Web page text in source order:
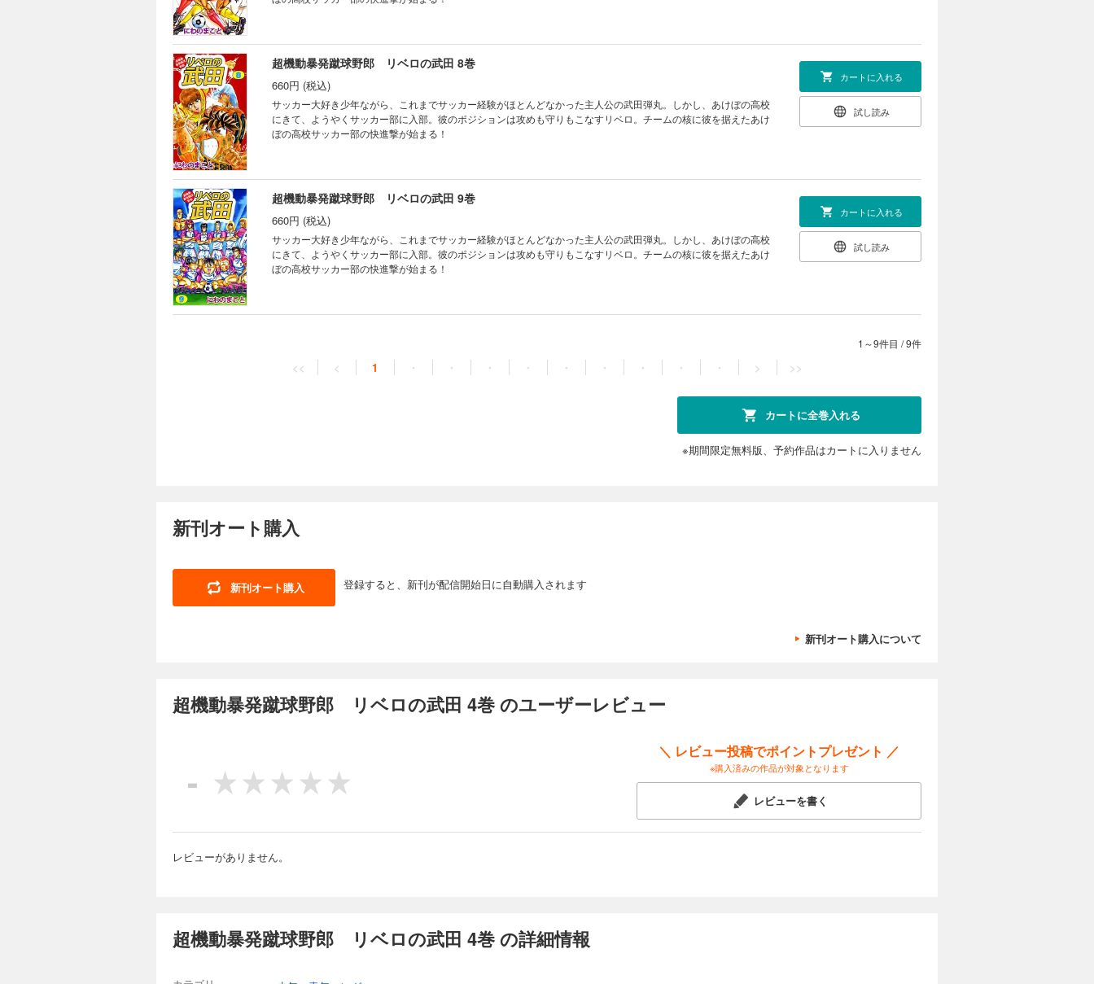
超機動暴発蹴球野郎 リベロの武田 8巻
660円 (税込)
サッカー大好き少年ながら、これまでサッカー経験がほとんどなかった主人公の武田弾丸。しかし、あけぼの高校
にきて、ようやくサッカー部に入部。彼のポジションは攻めも守りもこなすリベロ。チームの核に彼を据えたあけ
ぼの高校サッカー部の快進撃が始まる！
カートに入れる
試し読み
超機動暴発蹴球野郎 リベロの武田 9巻
660円 (税込)
サッカー大好き少年ながら、これまでサッカー経験がほとんどなかった主人公の武田弾丸。しかし、あけぼの高校
にきて、ようやくサッカー部に入部。彼のポジションは攻めも守りもこなすリベロ。チームの核に彼を据えたあけ
ぼの高校サッカー部の快進撃が始まる！
カートに入れる
試し読み
1～9件目 /9件
<< < 1 ・ ・ ・ ・ ・ ・ ・ ・ ・ > >>
カートに全巻入れる
※期間限定無料版、予約作品はカートに入りません
新刊オート購入
新刊オート購入 登録すると、新刊が配信開始日に自動購入されます
新刊オート購入について
超機動暴発蹴球野郎 リベロの武田 4巻 のユーザーレビュー
-
＼ レビュー投稿でポイントプレゼント ／
※購入済みの作品が対象となります
レビューを書く
レビューがありません。
超機動暴発蹴球野郎 リベロの武田 4巻 の詳細情報